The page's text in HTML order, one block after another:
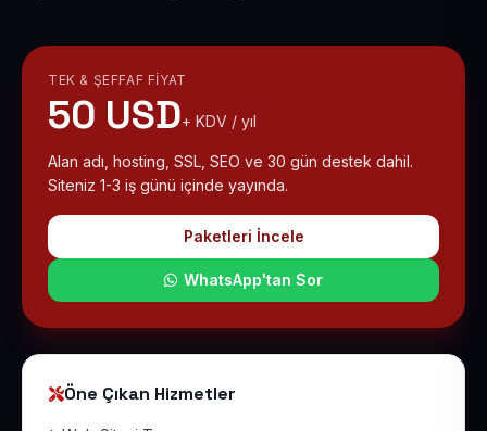
TEK & ŞEFFAF FIYAT
50 USD+ KDV / yıl
Alan adı, hosting, SSL, SEO ve 30 gün destek dahil.
Siteniz 1-3 iş günü içinde yayında.
Paketleri İncele
WhatsApp'tan Sor
Öne Çıkan Hizmetler